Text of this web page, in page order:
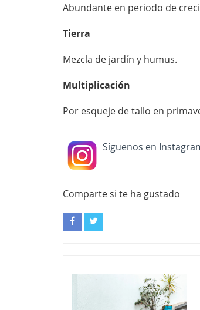
Abundante en periodo de
Tierra
Mezcla de jardín y humus.
Multiplicación
Por esqueje de tallo en
Síguenos en
Comparte si te ha gustado